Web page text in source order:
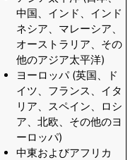
中国、インド、インド
ネシア、マレーシア、
オーストラリア、その
他のアジア太平洋)
ヨーロッパ (英国、ド
イツ、フランス、イタ
リア、スペイン、ロシ
ア、北欧、その他のヨ
ーロッパ)
中東およびアフリカ